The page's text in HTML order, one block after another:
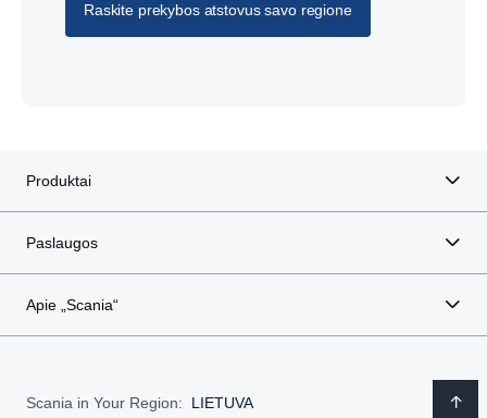
Raskite prekybos atstovus savo regione
Produktai
Paslaugos
Apie „Scania“
Scania in Your Region: LIETUVA